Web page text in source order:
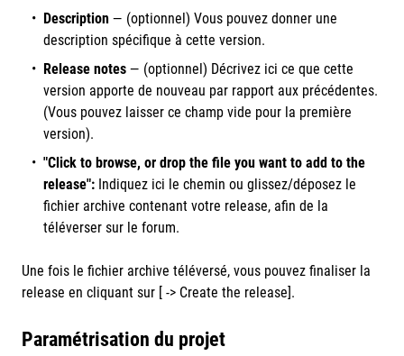
Description — (optionnel) Vous pouvez donner une
description spécifique à cette version.
Release notes — (optionnel) Décrivez ici ce que cette
version apporte de nouveau par rapport aux précédentes.
(Vous pouvez laisser ce champ vide pour la première
version).
"Click to browse, or drop the file you want to add to the
release": Indiquez ici le chemin ou glissez/déposez le
fichier archive contenant votre release, afin de la
téléverser sur le forum.
Une fois le fichier archive téléversé, vous pouvez finaliser la
release en cliquant sur [ -> Create the release].
Paramétrisation du projet